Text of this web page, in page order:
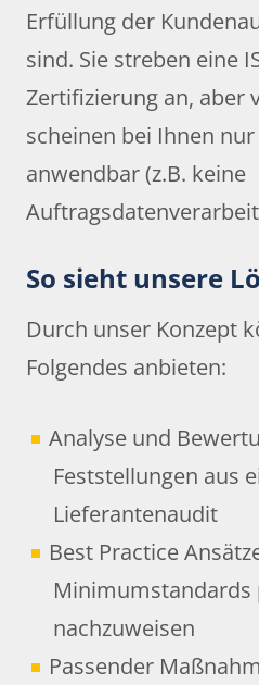
Erfüllung der
sind. Sie streben eine
Zertifizierung an, aber
scheinen bei Ihnen
anwendbar (z.B. keine
So sieht unsere
Durch unser Konzept
Folgendes anbieten:
Analyse und
Feststellungen aus
Lieferantenaudit
Best Practice
Minimumstandards
nachzuweisen
Passender